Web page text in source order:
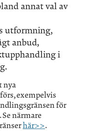
annat val av
utformning,
anbud,
i
nya
exempelvis
för
närmare
här>>.